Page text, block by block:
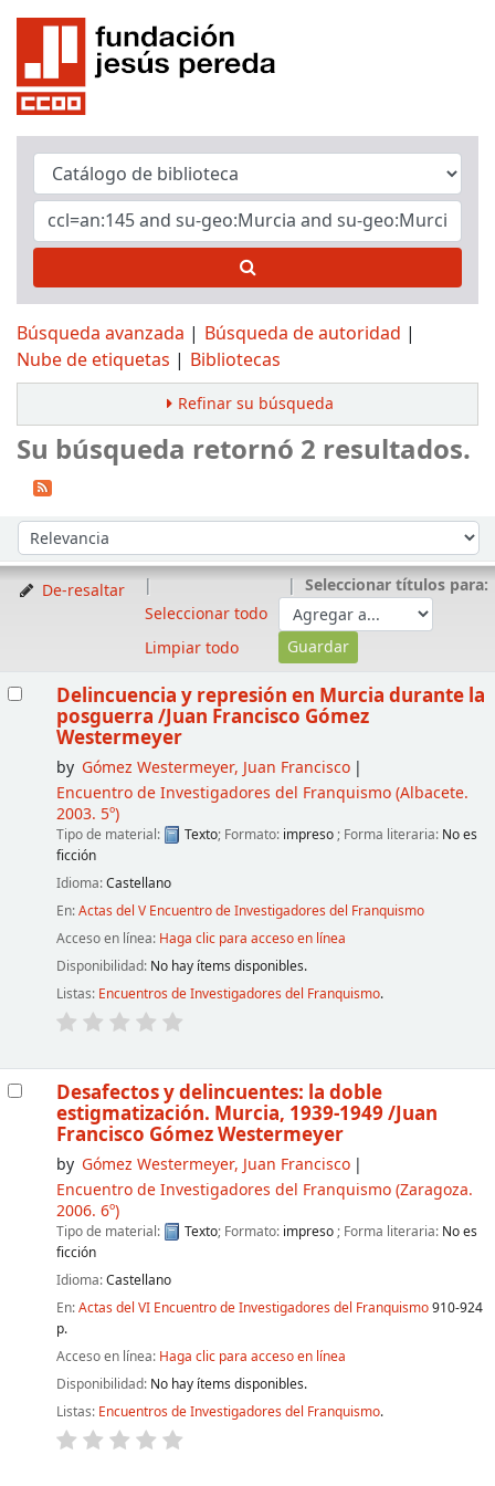
Búsqueda avanzada
Búsqueda de autoridad
Nube de etiquetas
Bibliotecas
Refinar su búsqueda
Su búsqueda retornó 2 resultados.
Ordenar por:
De-resaltar
Seleccionar todo
Limpiar todo
Seleccionar títulos para:
Delincuencia y represión en Murcia durante la
posguerra /Juan Francisco Gómez
Westermeyer
by Gómez Westermeyer, Juan Francisco
Encuentro de Investigadores del Franquismo(Albacete.
2003. 5º)
Tipo de material: Texto; Formato: impreso ; Forma literaria: No es
ficción
Idioma:Castellano
En:Actas del V Encuentro de Investigadores del Franquismo
Acceso en línea: Haga clic para acceso en línea
Disponibilidad: No hay ítems disponibles.
Listas: Encuentros de Investigadores del Franquismo.
Desafectos y delincuentes: la doble
estigmatización. Murcia, 1939-1949 /Juan
Francisco Gómez Westermeyer
by Gómez Westermeyer, Juan Francisco
Encuentro de Investigadores del Franquismo(Zaragoza.
2006. 6º)
Tipo de material: Texto; Formato: impreso ; Forma literaria: No es
ficción
Idioma:Castellano
En:Actas del VI Encuentro de Investigadores del Franquismo910-924
p.
Acceso en línea: Haga clic para acceso en línea
Disponibilidad: No hay ítems disponibles.
Listas: Encuentros de Investigadores del Franquismo.